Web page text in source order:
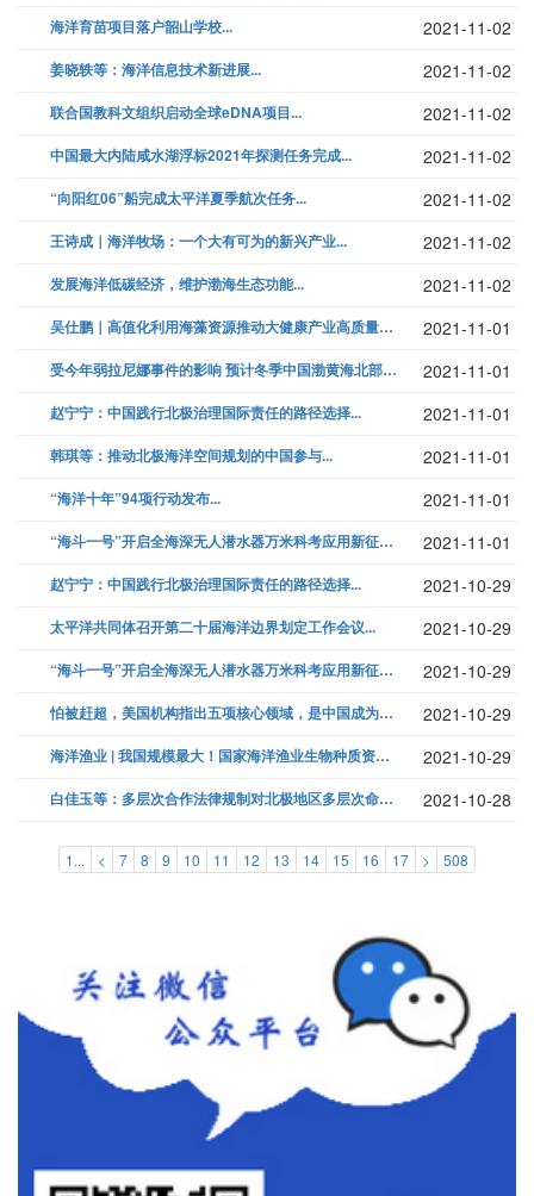
海洋育苗项目落户韶山学校... 2021-11-02
姜晓轶等：海洋信息技术新进展... 2021-11-02
联合国教科文组织启动全球eDNA项目... 2021-11-02
中国最大内陆咸水湖浮标2021年探测任务完成... 2021-11-02
“向阳红06”船完成太平洋夏季航次任务... 2021-11-02
王诗成｜海洋牧场：一个大有可为的新兴产业... 2021-11-02
发展海洋低碳经济，维护渤海生态功能... 2021-11-02
吴仕鹏｜高值化利用海藻资源推动大健康产业高质量发展... 2021-11-01
受今年弱拉尼娜事件的影响 预计冬季中国渤黄海北部气温偏冷... 2021-11-01
赵宁宁：中国践行北极治理国际责任的路径选择... 2021-11-01
韩琪等：推动北极海洋空间规划的中国参与... 2021-11-01
“海洋十年”94项行动发布... 2021-11-01
“海斗一号”开启全海深无人潜水器万米科考应用新征程... 2021-11-01
赵宁宁：中国践行北极治理国际责任的路径选择... 2021-10-29
太平洋共同体召开第二十届海洋边界划定工作会议... 2021-10-29
“海斗一号”开启全海深无人潜水器万米科考应用新征程... 2021-10-29
怕被赶超，美国机构指出五项核心领域，是中国成为超级大国的关键... 2021-10-29
海洋渔业 | 我国规模最大！国家海洋渔业生物种质资源库在青岛揭牌... 2021-10-29
白佳玉等：多层次合作法律规制对北极地区多层次命运共同体构建的促进... 2021-10-28
1... < 7 8 9 10 11 12 13 14 15 16 17 > 508